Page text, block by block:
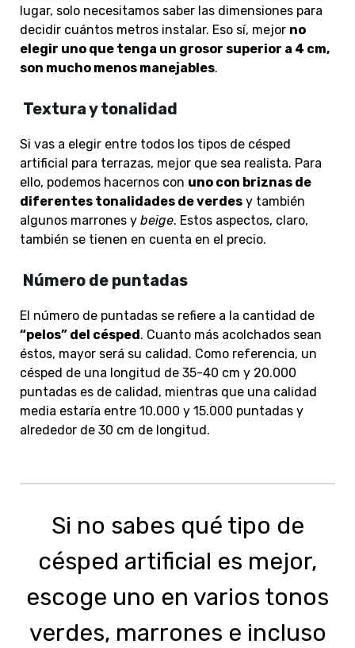
lugar, solo necesitamos saber las dimensiones para
decidir cuántos metros instalar. Eso sí, mejor no
elegir uno que tenga un grosor superior a 4 cm,
son mucho menos manejables.
Textura y tonalidad
Si vas a elegir entre todos los tipos de césped
artificial para terrazas, mejor que sea realista. Para
ello, podemos hacernos con uno con briznas de
diferentes tonalidades de verdes y también
algunos marrones y beige. Estos aspectos, claro,
también se tienen en cuenta en el precio.
Número de puntadas
El número de puntadas se refiere a la cantidad de
“pelos” del césped. Cuanto más acolchados sean
éstos, mayor será su calidad. Como referencia, un
césped de una longitud de 35-40 cm y 20.000
puntadas es de calidad, mientras que una calidad
media estaría entre 10.000 y 15.000 puntadas y
alrededor de 30 cm de longitud.
Si no sabes qué tipo de
césped artificial es mejor,
escoge uno en varios tonos
verdes, marrones e incluso